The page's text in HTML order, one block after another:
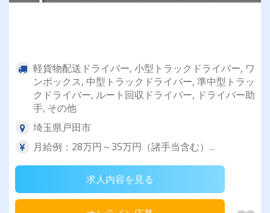
軽貨物配送ドライバー, 小型トラックドライバー, ワ
ンボックス, 中型トラックドライバー, 準中型トラッ
クドライバー, ルート回収ドライバー, ドライバー助
手, その他
埼玉県戸田市
月給例：28万円～35万円（諸手当含む）...
求人内容を見る